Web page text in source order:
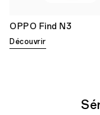
OPPO Find N3
Découvrir